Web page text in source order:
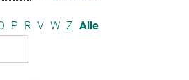
P R V W Z Alle